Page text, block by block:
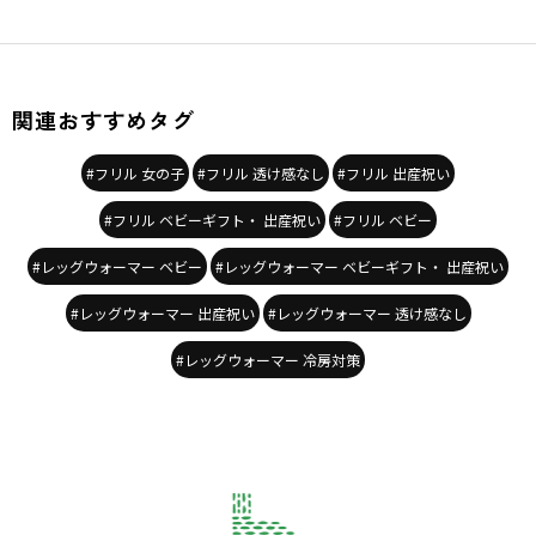
関連おすすめタグ
#フリル 女の子 #フリル 透け感なし #フリル 出産祝い
#フリル ベビーギフト・ 出産祝い #フリル ベビー
#レッグウォーマー ベビー #レッグウォーマー ベビーギフト・ 出産祝い
#レッグウォーマー 出産祝い #レッグウォーマー 透け感なし
#レッグウォーマー 冷房対策